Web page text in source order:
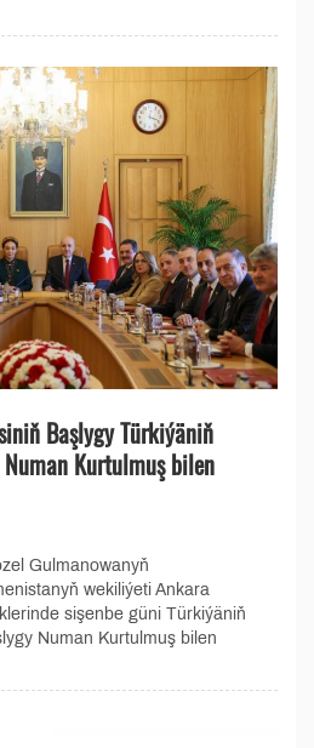
Başlygy Türkiýäniň
Kurtulmuş bilen
Gulmanowanyň
wekiliýeti Ankara
sişenbe güni Türkiýäniň
Numan Kurtulmuş bilen